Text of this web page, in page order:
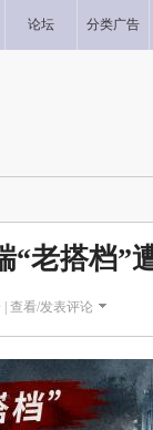
论坛 分类广告
“老搭档”
查看/发表评论